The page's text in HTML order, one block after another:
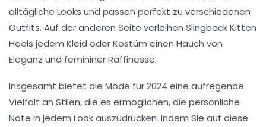
alltägliche Looks und passen perfekt zu verschiedenen
Outfits. Auf der anderen Seite verleihen Slingback Kitten
Heels jedem Kleid oder Kostüm einen Hauch von
Eleganz und femininer Raffinesse.
Insgesamt bietet die Mode für 2024 eine aufregende
Vielfalt an Stilen, die es ermöglichen, die persönliche
Note in jedem Look auszudrücken. Indem Sie auf diese